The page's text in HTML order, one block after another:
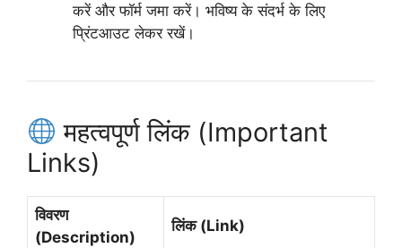
करें और फॉर्म जमा करें। भविष्य के संदर्भ के लिए
प्रिंटआउट लेकर रखें।
महत्वपूर्ण लिंक (Important
Links)
विवरण
(Description)
लिंक (Link)